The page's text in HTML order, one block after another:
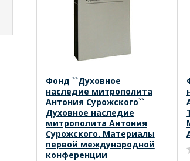
Фонд ``Духовное
наследие митрополита
Антония Сурожского``
Духовное наследие
митрополита Антония
Сурожского. Материалы
первой международной
конференции